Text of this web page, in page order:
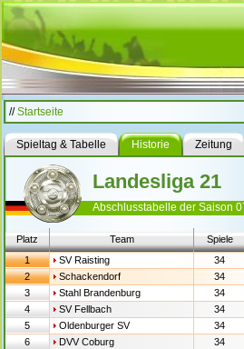
//Startseite
Spieltag & Tabelle Historie Zeitung
Landesliga 21
Abschlusstabelle der Saison
Platz Team Spiele
1
SV Raisting 34
2
Schackendorf 34
3
Stahl Brandenburg 34
4
SV Fellbach 34
5
Oldenburger SV 34
6
DVV Coburg 34